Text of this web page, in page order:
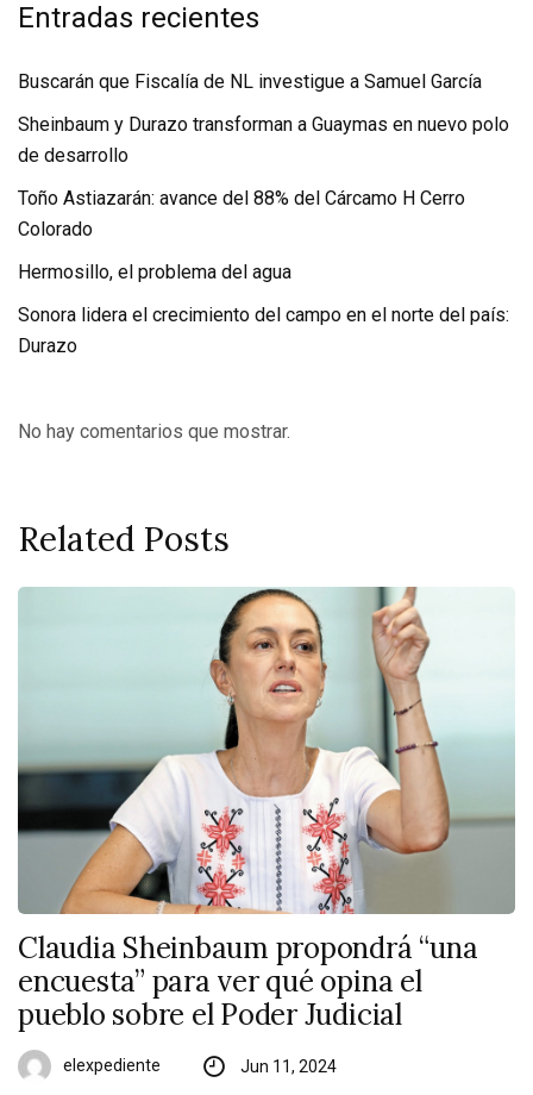
Entradas recientes
Buscarán que Fiscalía de NL investigue a Samuel García
Sheinbaum y Durazo transforman a Guaymas en nuevo polo
de desarrollo
Toño Astiazarán: avance del 88% del Cárcamo H Cerro
Colorado
Hermosillo, el problema del agua
Sonora lidera el crecimiento del campo en el norte del país:
Durazo
No hay comentarios que mostrar.
Related Posts
Claudia Sheinbaum propondrá “una
encuesta” para ver qué opina el
pueblo sobre el Poder Judicial
elexpediente Jun 11, 2024